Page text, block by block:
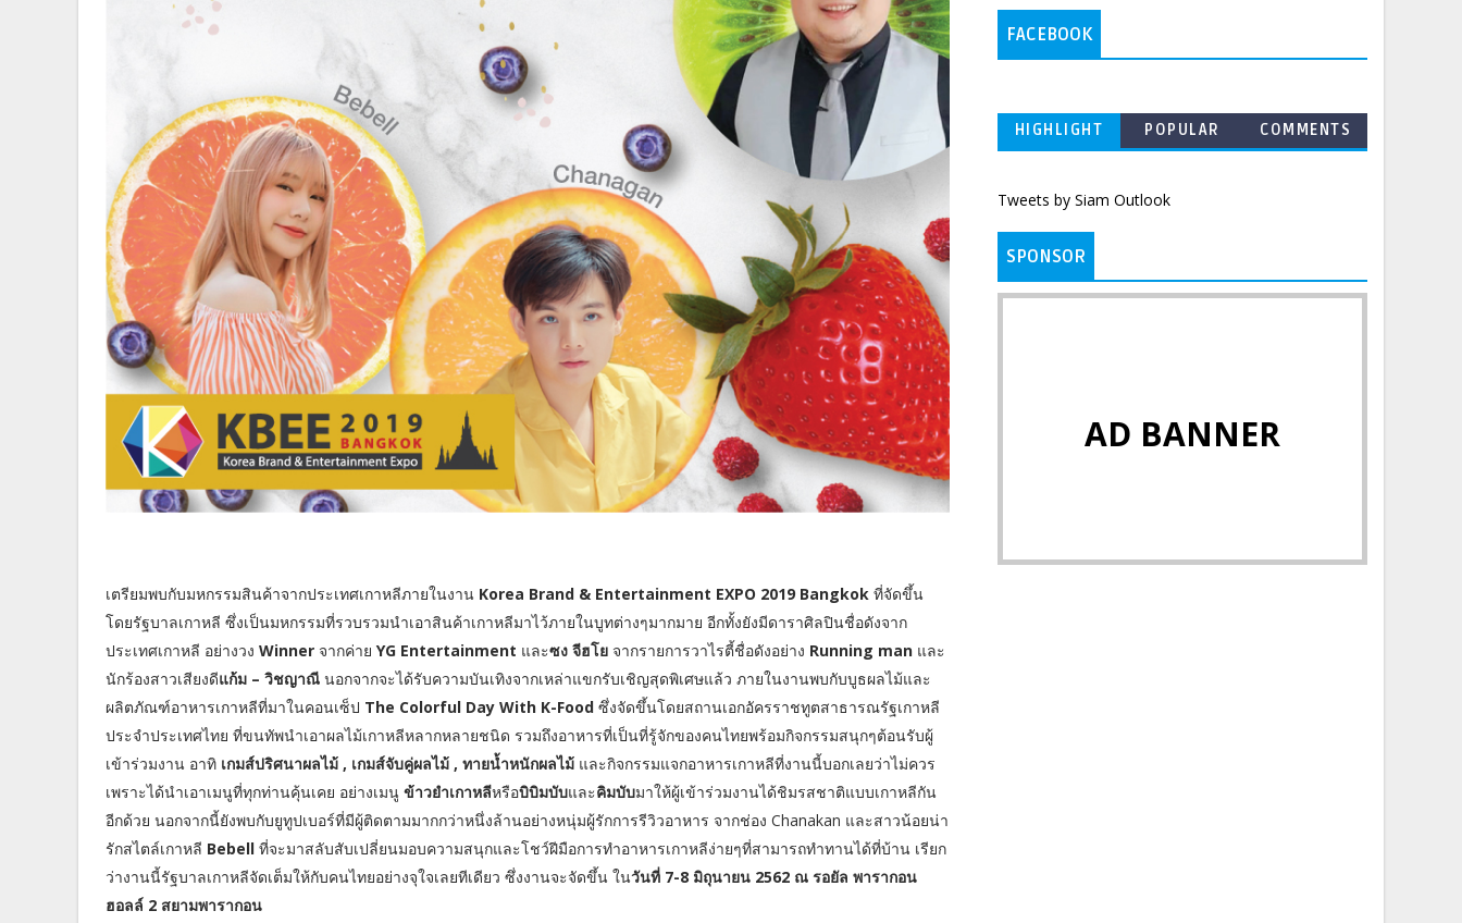
เตรียมพบกับมหกรรมสินค้าจากประเทศเกาหลีภายในงาน Korea Brand & Entertainment EXPO 2019 Bangkok ที่จัดขึ้น
โดยรัฐบาลเกาหลี ซึ่งเป็นมหกรรมที่รวบรวมนำเอาสินค้าเกาหลีมาไว้ภายในบูทต่างๆมากมาย อีกทั้งยังมีดาราศิลปินชื่อดังจาก
ประเทศเกาหลี อย่างวง Winner จากค่าย YG Entertainment และซง จีฮโย จากรายการวาไรตี้ชื่อดังอย่าง Running man และ
นักร้องสาวเสียงดีแก้ม – วิชญาณี นอกจากจะได้รับความบันเทิงจากเหล่าแขกรับเชิญสุดพิเศษแล้ว ภายในงานพบกับบูธผลไม้และ
ผลิตภัณฑ์อาหารเกาหลีที่มาในคอนเซ็ป The Colorful Day With K-Food ซึ่งจัดขึ้นโดยสถานเอกอัครราชทูตสาธารณรัฐเกาหลี
ประจำประเทศไทย ที่ขนทัพนำเอาผลไม้เกาหลีหลากหลายชนิด รวมถึงอาหารที่เป็นที่รู้จักของคนไทยพร้อมกิจกรรมสนุกๆต้อนรับผู้
เข้าร่วมงาน อาทิ เกมส์ปริศนาผลไม้ , เกมส์จับคู่ผลไม้ , ทายน้ำหนักผลไม้ และกิจกรรมแจกอาหารเกาหลีที่งานนี้บอกเลยว่าไม่ควร
เพราะได้นำเอาเมนูที่ทุกท่านคุ้นเคย อย่างเมนู ข้าวยำเกาหลีหรือบิบิมบับและคิมบับมาให้ผู้เข้าร่วมงานได้ชิมรสชาติแบบเกาหลีกัน
อีกด้วย นอกจากนี้ยังพบกับยูทูปเบอร์ที่มีผู้ติดตามมากกว่าหนึ่งล้านอย่างหนุ่มผู้รักการรีวิวอาหาร จากช่อง Chanakan และสาวน้อยน่า
รักสไตล์เกาหลี Bebell ที่จะมาสลับสับเปลี่ยนมอบความสนุกและโชว์ฝีมือการทำอาหารเกาหลีง่ายๆที่สามารถทำทานได้ที่บ้าน เรียก
ว่างานนี้รัฐบาลเกาหลีจัดเต็มให้กับคนไทยอย่างจุใจเลยทีเดียว ซึ่งงานจะจัดขึ้น ในวันที่ 7-8 มิถุนายน 2562 ณ รอยัล พารากอน
ฮอลล์ 2 สยามพารากอน
FACEBOOK
HIGHLIGHT POPULAR COMMENTS
Tweets by Siam Outlook
SPONSOR
AD BANNER